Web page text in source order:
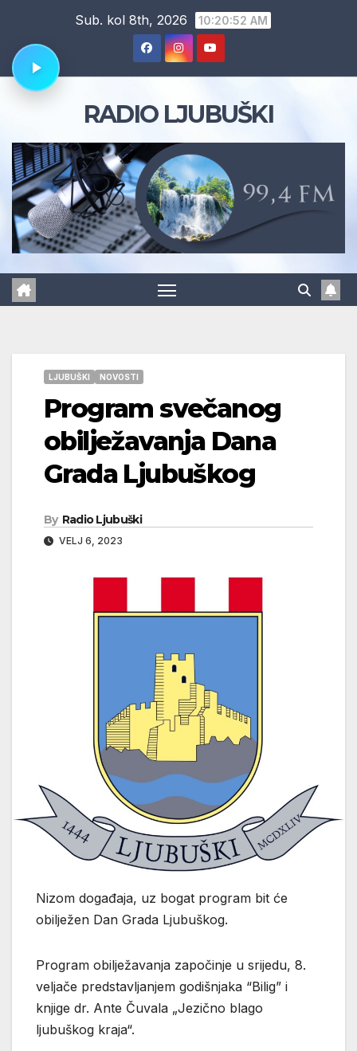
content
Sub. kol 8th, 2026 10:20:53 AM
RADIO LJUBUŠKI
LJUBUŠKI NOVOSTI
Program svečanog
obilježavanja Dana
Grada Ljubuškog
By Radio Ljubuški
VELJ 6, 2023
Nizom događaja, uz bogat program bit će
obilježen Dan Grada Ljubuškog.
Program obilježavanja započinje u srijedu, 8.
veljače predstavljanjem godišnjaka “Bilig” i
knjige dr. Ante Čuvala „Jezično blago
ljubuškog kraja“.